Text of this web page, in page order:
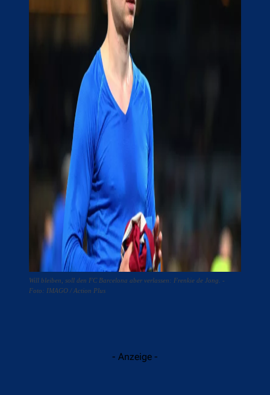
Will bleiben, soll den FC Barcelona aber verlassen: Frenkie de Jong. -
Foto: IMAGO / Action Plus
- Anzeige -